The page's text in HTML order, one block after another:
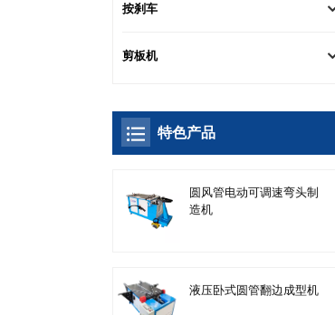
按刹车
剪板机
特色产品
圆风管电动可调速弯头制
造机
液压卧式圆管翻边成型机